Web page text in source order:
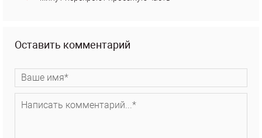
Оставить комментарий